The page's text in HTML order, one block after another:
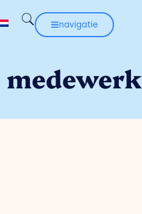
navigatie